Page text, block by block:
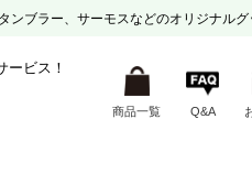
ンブラー、サーモスなどのオリジナル
ービス！
商品一覧 Q&A